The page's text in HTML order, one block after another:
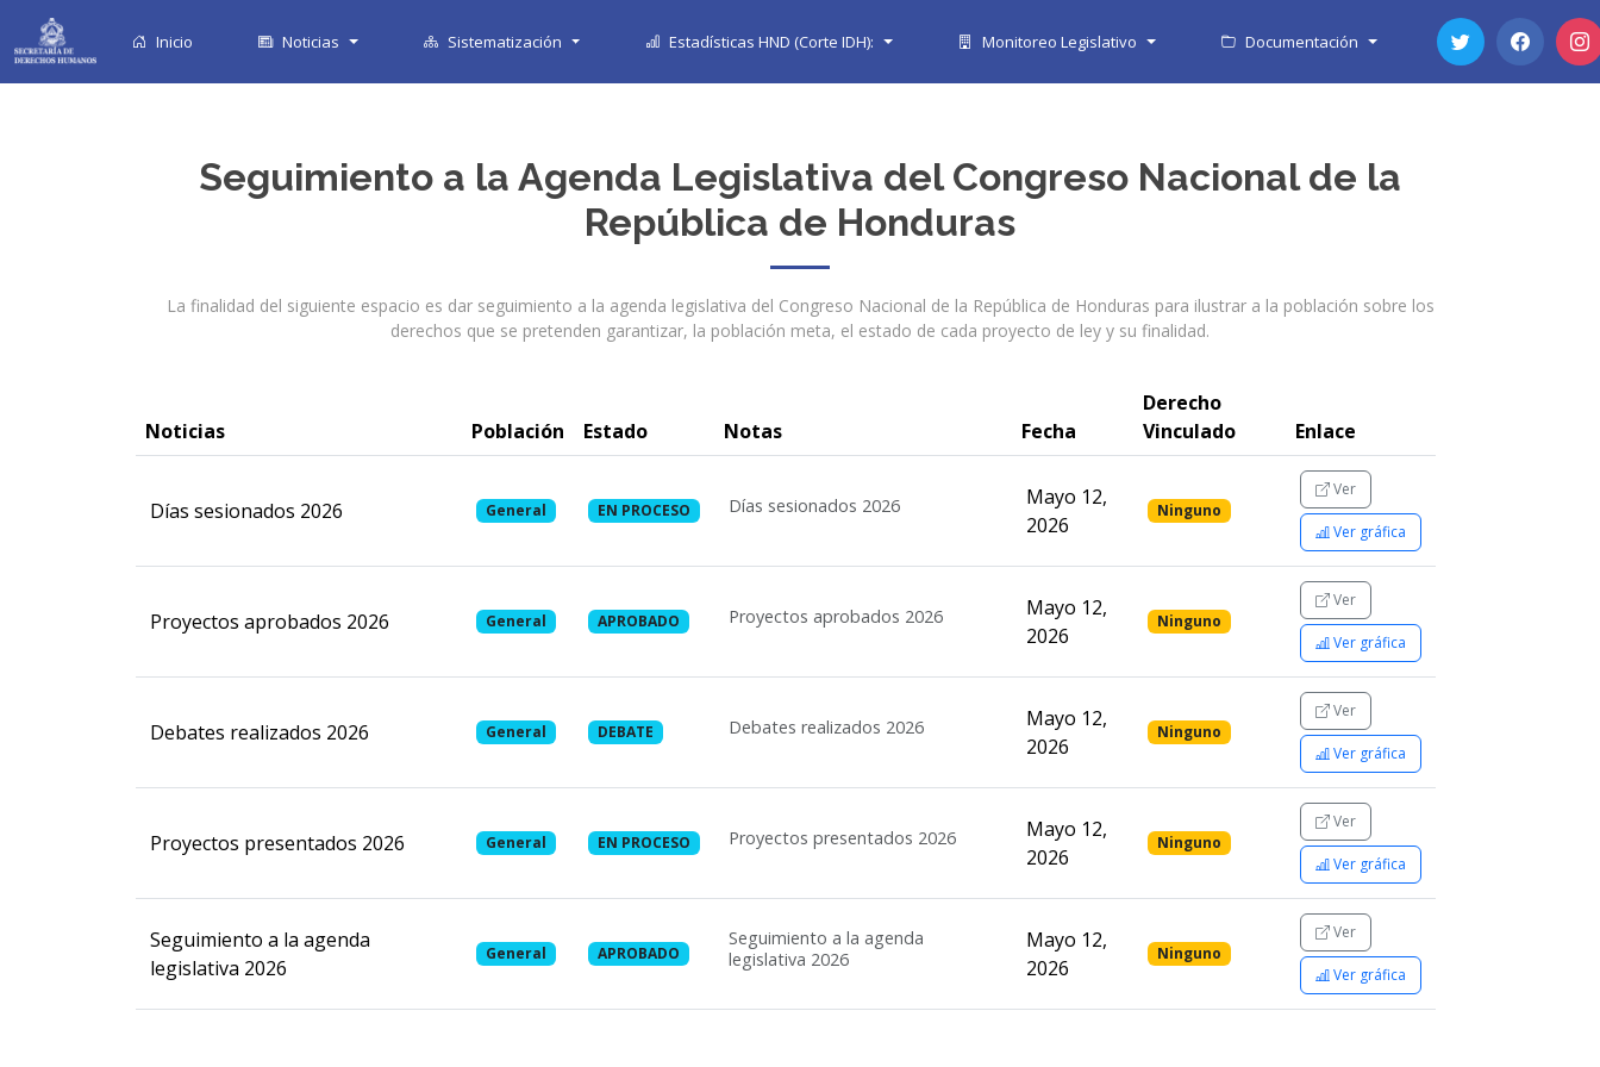
Inicio Noticias Sistematización Estadísticas HND (Corte IDH): Monitoreo Legislativo Documentación
Seguimiento a la Agenda Legislativa del Congreso Nacional de la
República de Honduras
La finalidad del siguiente espacio es dar seguimiento a la agenda legislativa del Congreso Nacional de la República de Honduras para ilustrar a la población sobre los
derechos que se pretenden garantizar, la población meta, el estado de cada proyecto de ley y su finalidad.
Noticias Población Estado Notas Fecha
Derecho
Vinculado
Enlace
Días sesionados 2026 General EN PROCESO Días sesionados 2026
Mayo 12,
2026
Ninguno
Ver
Ver gráfica
Proyectos aprobados 2026 General APROBADO Proyectos aprobados 2026
Mayo 12,
2026
Ninguno
Ver
Ver gráfica
Debates realizados 2026 General DEBATE Debates realizados 2026
Mayo 12,
2026
Ninguno
Ver
Ver gráfica
Proyectos presentados 2026 General EN PROCESO Proyectos presentados 2026
Mayo 12,
2026
Ninguno
Ver
Ver gráfica
Seguimiento a la agenda
legislativa 2026
General APROBADO
Seguimiento a la agenda
legislativa 2026
Mayo 12,
2026
Ninguno
Ver
Ver gráfica